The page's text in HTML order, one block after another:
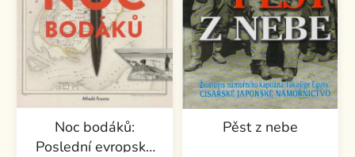
Noc bodáků:
Poslední evropská
Pěst z nebe